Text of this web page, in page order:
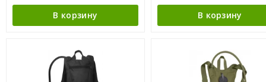
В корзину В корзину